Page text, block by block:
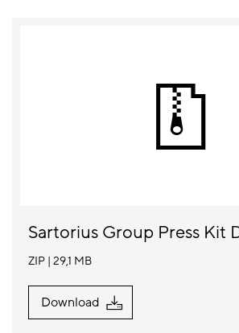
Sartorius Group Press Kit
ZIP 29,1 MB
Download